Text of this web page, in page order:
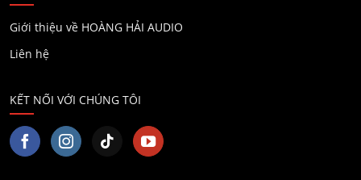
Giới thiệu về HOÀNG HẢI AUDIO
Liên hệ
KẾT NỐI VỚI CHÚNG TÔI